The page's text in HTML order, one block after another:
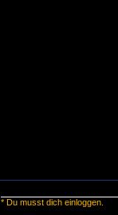
* Du musst dich einloggen.